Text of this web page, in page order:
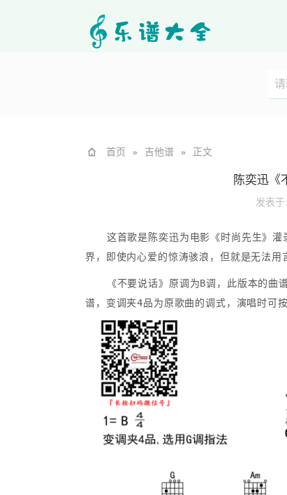
首页 » 吉他谱 » 正文
陈奕迅《
发表于:
这首歌是陈奕迅为电影《时尚先生》
界，即使内心爱的惊涛骇浪，但就是无法用
《不要说话》原调为B调，此版本的
谱，变调夹4品为原歌曲的调式，演唱时可